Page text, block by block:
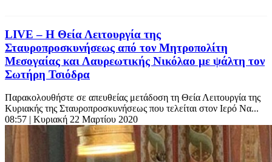
LIVE – Η Θεία Λειτουργία της
Σταυροπροσκυνήσεως από τον Μητροπολίτη
Μεσογαίας και Λαυρεωτικής Νικόλαο με ψάλτη τον
Σωτήρη Τσιόδρα
Παρακολουθήστε σε απευθείας μετάδοση τη Θεία Λειτουργία της
Κυριακής της Σταυροπροσκυνήσεως που τελείται στον Ιερό Να...
08:57 | Κυριακή 22 Μαρτίου 2020